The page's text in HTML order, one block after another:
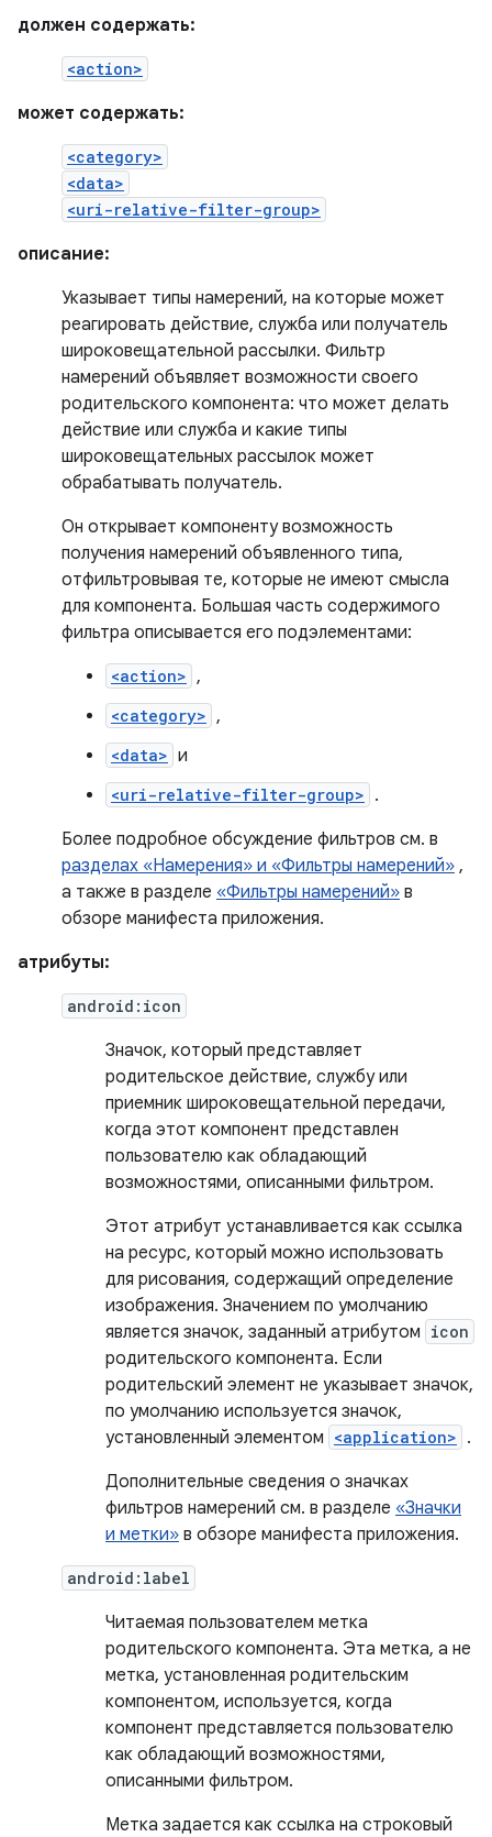
должен содержать:
<action>
может содержать:
<category>
<data>
<uri-relative-filter-group>
описание:
Указывает типы намерений, на которые может
реагировать действие, служба или получатель
широковещательной рассылки. Фильтр
намерений объявляет возможности своего
родительского компонента: что может делать
действие или служба и какие типы
широковещательных рассылок может
обрабатывать получатель.
Он открывает компоненту возможность
получения намерений объявленного типа,
отфильтровывая те, которые не имеют смысла
для компонента. Большая часть содержимого
фильтра описывается его подэлементами:
<action> ,
<category> ,
<data> и
<uri-relative-filter-group> .
Более подробное обсуждение фильтров см. в
разделах «Намерения» и «Фильтры намерений» ,
а также в разделе «Фильтры намерений» в
обзоре манифеста приложения.
атрибуты:
android:icon
Значок, который представляет
родительское действие, службу или
приемник широковещательной передачи,
когда этот компонент представлен
пользователю как обладающий
возможностями, описанными фильтром.
Этот атрибут устанавливается как ссылка
на ресурс, который можно использовать
для рисования, содержащий определение
изображения. Значением по умолчанию
является значок, заданный атрибутом icon
родительского компонента. Если
родительский элемент не указывает значок,
по умолчанию используется значок,
установленный элементом <application> .
Дополнительные сведения о значках
фильтров намерений см. в разделе «Значки
и метки» в обзоре манифеста приложения.
android:label
Читаемая пользователем метка
родительского компонента. Эта метка, а не
метка, установленная родительским
компонентом, используется, когда
компонент представляется пользователю
как обладающий возможностями,
описанными фильтром.
Метка задается как ссылка на строковый